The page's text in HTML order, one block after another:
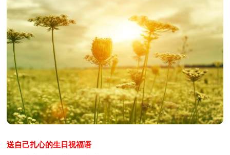
送自己扎心的生日祝福语